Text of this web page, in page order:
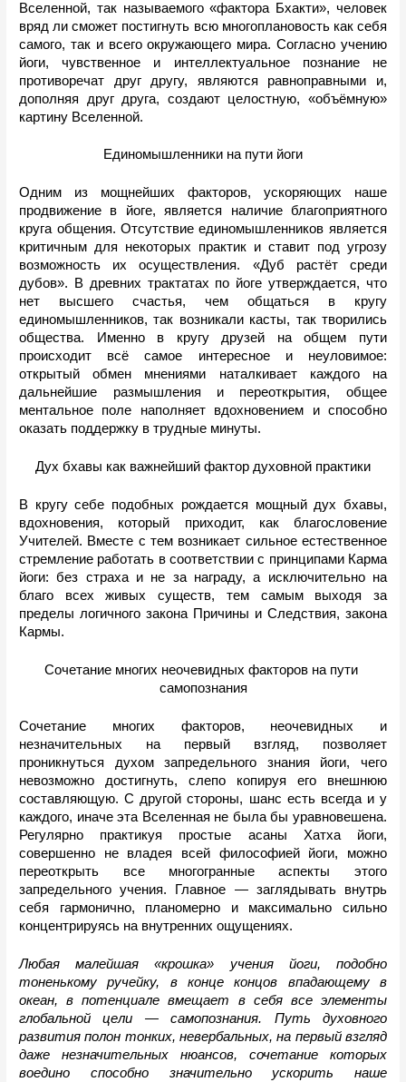
Вселенной, так называемого «фактора Бхакти», человек
вряд ли сможет постигнуть всю многоплановость как себя
самого, так и всего окружающего мира. Согласно учению
йоги, чувственное и интеллектуальное познание не
противоречат друг другу, являются равноправными и,
дополняя друг друга, создают целостную, «объёмную»
картину Вселенной.
Единомышленники на пути йоги
Одним из мощнейших факторов, ускоряющих наше
продвижение в йоге, является наличие благоприятного
круга общения. Отсутствие единомышленников является
критичным для некоторых практик и ставит под угрозу
возможность их осуществления. «Дуб растёт среди
дубов». В древних трактатах по йоге утверждается, что
нет высшего счастья, чем общаться в кругу
единомышленников, так возникали касты, так творились
общества. Именно в кругу друзей на общем пути
происходит всё самое интересное и неуловимое:
открытый обмен мнениями наталкивает каждого на
дальнейшие размышления и переоткрытия, общее
ментальное поле наполняет вдохновением и способно
оказать поддержку в трудные минуты.
Дух бхавы как важнейший фактор духовной практики
В кругу себе подобных рождается мощный дух бхавы,
вдохновения, который приходит, как благословение
Учителей. Вместе с тем возникает сильное естественное
стремление работать в соответствии с принципами Карма
йоги: без страха и не за награду, а исключительно на
благо всех живых существ, тем самым выходя за
пределы логичного закона Причины и Следствия, закона
Кармы.
Сочетание многих неочевидных факторов на пути
самопознания
Сочетание многих факторов, неочевидных и
незначительных на первый взгляд, позволяет
проникнуться духом запредельного знания йоги, чего
невозможно достигнуть, слепо копируя его внешнюю
составляющую. С другой стороны, шанс есть всегда и у
каждого, иначе эта Вселенная не была бы уравновешена.
Регулярно практикуя простые асаны Хатха йоги,
совершенно не владея всей философией йоги, можно
переоткрыть все многогранные аспекты этого
запредельного учения. Главное — заглядывать внутрь
себя гармонично, планомерно и максимально сильно
концентрируясь на внутренних ощущениях.
Любая малейшая «крошка» учения йоги, подобно
тоненькому ручейку, в конце концов впадающему в
океан, в потенциале вмещает в себя все элементы
глобальной цели — самопознания. Путь духовного
развития полон тонких, невербальных, на первый взгляд
даже незначительных нюансов, сочетание которых
воедино способно значительно ускорить наше